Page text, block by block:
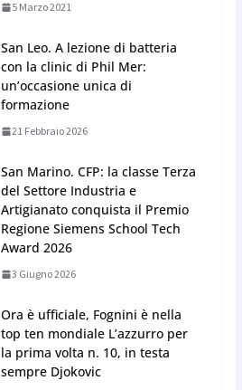
5 Marzo 2021
San Leo. A lezione di batteria
con la clinic di Phil Mer:
un’occasione unica di
formazione
21 Febbraio 2026
San Marino. CFP: la classe Terza
del Settore Industria e
Artigianato conquista il Premio
Regione Siemens School Tech
Award 2026
3 Giugno 2026
Ora è ufficiale, Fognini è nella
top ten mondiale L’azzurro per
la prima volta n. 10, in testa
sempre Djokovic